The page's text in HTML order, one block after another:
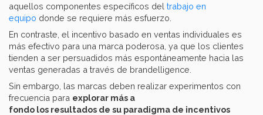
aquellos componentes específicos del trabajo en
equipo donde se requiere más esfuerzo.
En contraste, el incentivo basado en ventas individuales es
más efectivo para una marca poderosa, ya que los clientes
tienden a ser persuadidos más espontáneamente hacia las
ventas generadas a través de brandelligence.
Sin embargo, las marcas deben realizar experimentos con
frecuencia para explorar más a
fondo los resultados de su paradigma de incentivos